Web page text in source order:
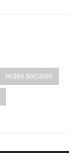
redes sociales